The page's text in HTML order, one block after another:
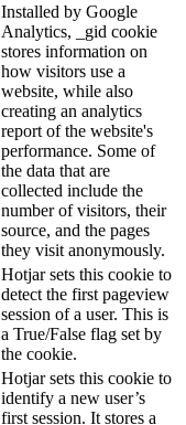
Installed by Google
Analytics, _gid cookie
stores information on
how visitors use a
website, while also
creating an analytics
report of the website's
performance. Some of
the data that are
collected include the
number of visitors, their
source, and the pages
they visit anonymously.
Hotjar sets this cookie to
detect the first pageview
session of a user. This is
a True/False flag set by
the cookie.
Hotjar sets this cookie to
identify a new user’s
first session. It stores a